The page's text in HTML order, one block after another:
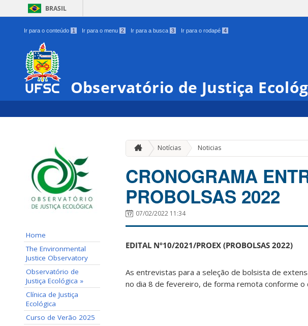
BRASIL
Ir para o conteúdo 1 Ir para o menu 2 Ir para a busca 3 Ir para o rodapé 4
Observatório de Justiça
Home
The Environmental
Justice Observatory
Observatório de
Justiça Ecológica »
Clínica de Justiça
Ecológica
Curso de Verão 2025
Notícias Noticias
CRONOGRAMA
PROBOLSAS 2022
07/02/2022 11:34
EDITAL Nº10/2021/PROEX (PROBOLSAS 2022)
As entrevistas para a seleção de bolsista de
no dia 8 de fevereiro, de forma remota conforme o